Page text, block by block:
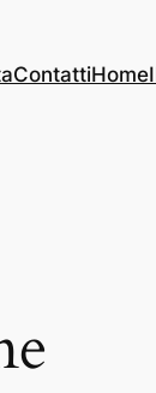
ContattiHome